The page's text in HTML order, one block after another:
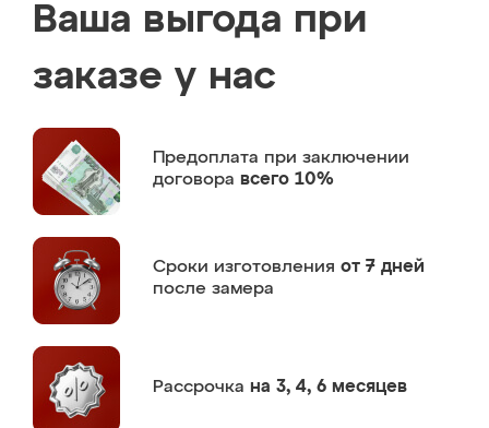
Ваша выгода при
заказе у нас
Предоплата при заключении
договора всего 10%
Сроки изготовления от 7 дней
после замера
Рассрочка на 3, 4, 6 месяцев